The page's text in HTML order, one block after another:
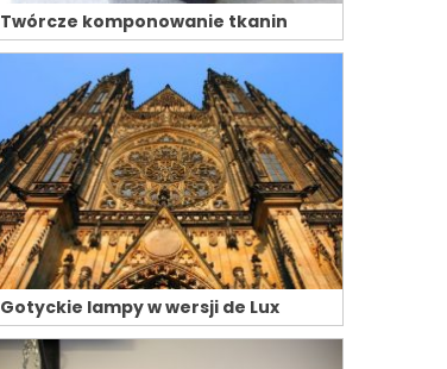
Twórcze komponowanie tkanin
Gotyckie lampy w wersji de Lux